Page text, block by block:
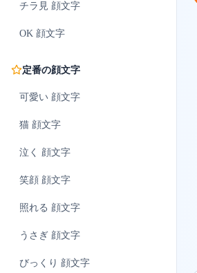
チラ見 顔文字
OK 顔文字
定番の顔文字
可愛い 顔文字
猫 顔文字
泣く 顔文字
笑顔 顔文字
照れる 顔文字
うさぎ 顔文字
びっくり 顔文字